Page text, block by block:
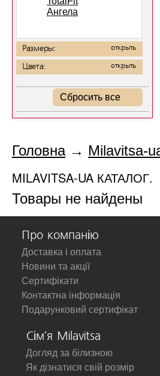
Ангела
Размеры: открыть
Цвета: открыть
Сбросить все
Головна→ Milavitsa-
MILAVITSA-UA КАТАЛОГ.
Товары не найдены
Про компанію
Доставка і оплата
Новини та акції
Сертифікати
Контактна інформація
Подарунковий сертифікат
Сім'я Milavitsa
Догляд за білизною
Як дізнатися свій розмір